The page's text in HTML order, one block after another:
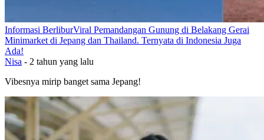
Informasi BerliburViral Pemandangan Gunung di Belakang Gerai
Minimarket di Jepang dan Thailand. Ternyata di Indonesia Juga
Ada!
Nisa - 2 tahun yang lalu
Vibesnya mirip banget sama Jepang!